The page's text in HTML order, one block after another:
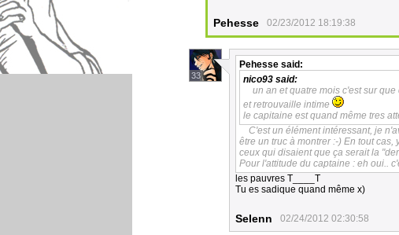
Pehesse 02/23/2012 18:19:38
33
Pehesse said:
nico93 said:
un an et quatre mois c'est sur
et retrouvaille intime
le capitaine est quand même tres
C'est un élément intéressant, je
être un truc à montrer :-) En tout
ceux qui disaient que ça serait la
Pour l'attitude du captaine : eh oui..
les pauvres T____T
Tu es sadique quand même x)
Selenn 02/24/2012 02:30:58